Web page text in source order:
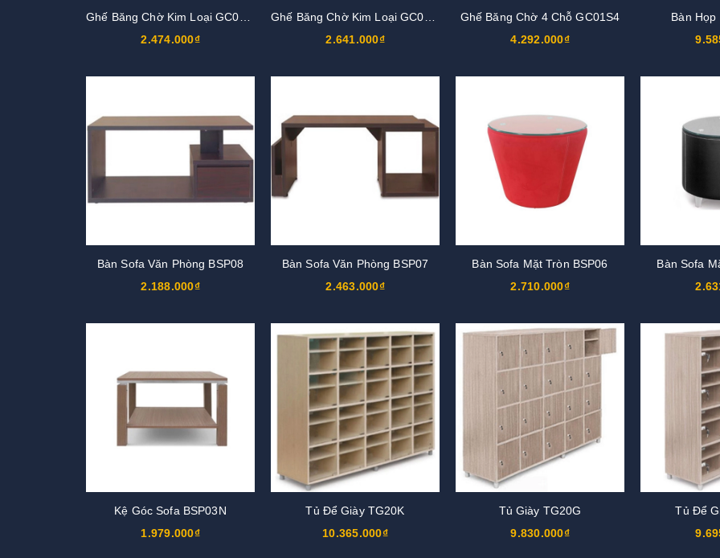
2.474.000₫
2.641.000₫
Ghế Băng Chờ 4 Chỗ GC01S4
4.292.000₫
Bàn Họp
Bàn Sofa Văn Phòng BSP08
2.188.000₫
Bàn Sofa Văn Phòng BSP07
2.463.000₫
Bàn Sofa Mặt Tròn BSP06
2.710.000₫
Bàn Sofa
Kệ Góc Sofa BSP03N
1.979.000₫
Tủ Để Giày TG20K
10.365.000₫
Tủ Giày TG20G
9.830.000₫
Tủ Để